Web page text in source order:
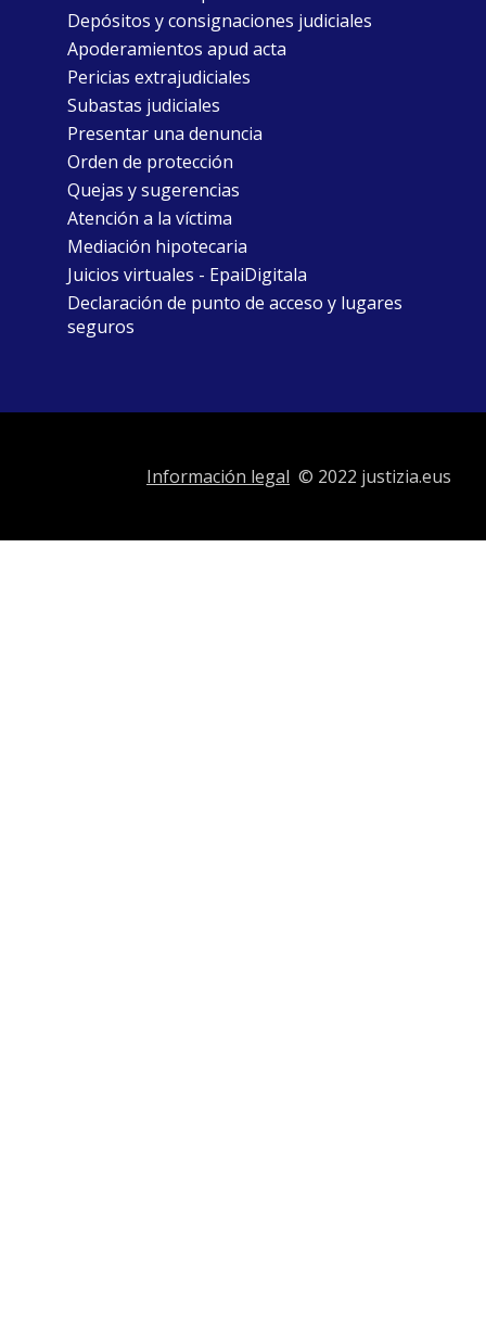
Depósitos y consignaciones judiciales
Apoderamientos apud acta
Pericias extrajudiciales
Subastas judiciales
Presentar una denuncia
Orden de protección
Quejas y sugerencias
Atención a la víctima
Mediación hipotecaria
Juicios virtuales - EpaiDigitala
Declaración de punto de acceso y lugares
seguros
Información legal © 2022 justizia.eus